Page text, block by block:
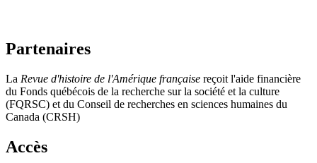
Partenaires
La Revue d'histoire de l'Amérique française reçoit l'aide financière
du Fonds québécois de la recherche sur la société et la culture
(FQRSC) et du Conseil de recherches en sciences humaines du
Canada (CRSH)
Accès